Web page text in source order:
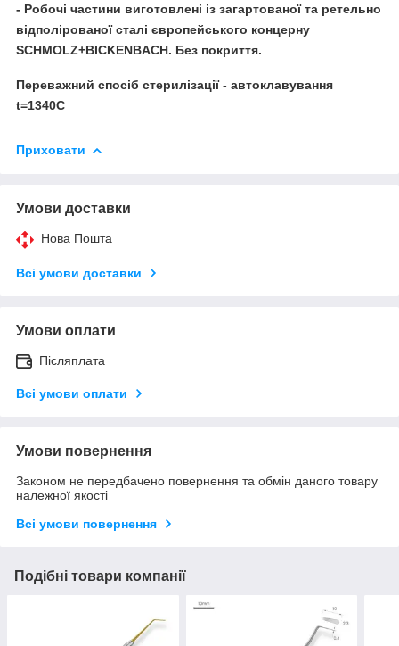
- Робочі частини виготовлені із загартованої та ретельно
відполірованої сталі європейського концерну
SCHMOLZ+BICKENBACH. Без покриття.
Переважний спосіб стерилізації - автоклавування
t=1340C
Приховати
Умови доставки
Нова Пошта
Всі умови доставки
Умови оплати
Післяплата
Всі умови оплати
Умови повернення
Законом не передбачено повернення та обмін даного товару
належної якості
Всі умови повернення
Подібні товари компанії